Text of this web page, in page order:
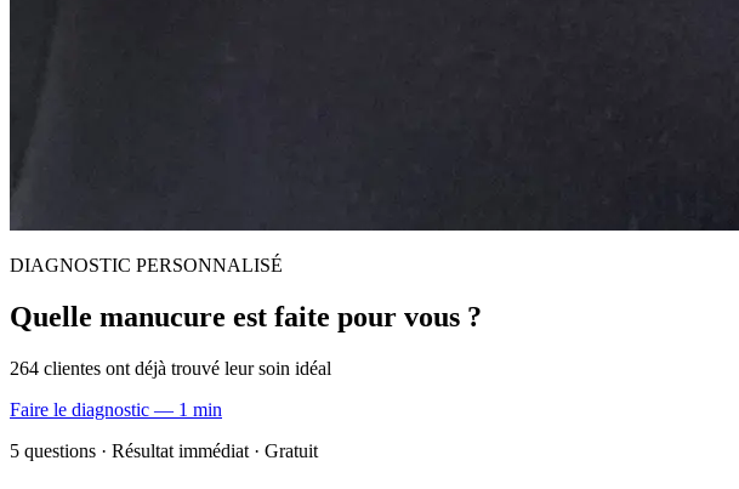
DIAGNOSTIC PERSONNALISÉ
Quelle manucure est faite pour vous ?
264 clientes ont déjà trouvé leur soin idéal
Faire le diagnostic — 1 min
5 questions · Résultat immédiat · Gratuit